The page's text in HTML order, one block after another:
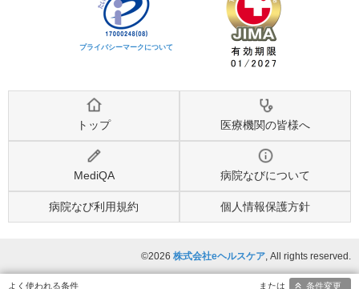
プライバシーマークについて
トップ 医療機関の皆様へ
MediQA 病院なびについて
病院なび利用規約 個人情報保護方針
©2026 株式会社eヘルスケア, All rights reserved.
条件変更